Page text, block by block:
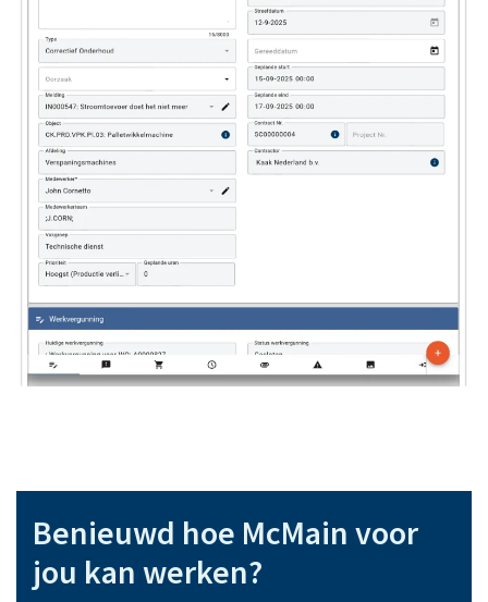
Benieuwd hoe McMain voor
jou kan werken?